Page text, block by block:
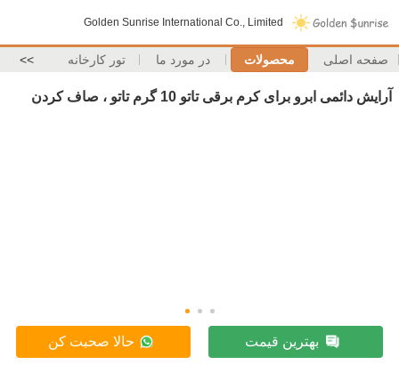
Golden Sunrise International Co., Limited
صفحه اصلی محصولات در مورد ما تور کارخانه >>
آرایش دائمی ابرو برای کرم برقی تاتو 10 گرم تاتو ، صاف کردن
بهترین قیمت حالا صحبت کن